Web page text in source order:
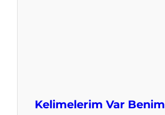
Kelimelerim Var Benim